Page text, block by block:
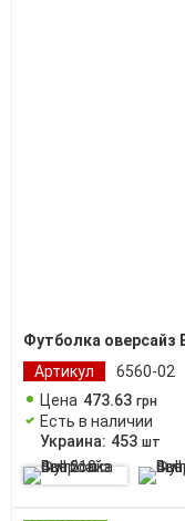
Футболка оверсайз
Артикул
6560-02
Цена 473.63 грн
Есть в наличии
Украина: 453 шт